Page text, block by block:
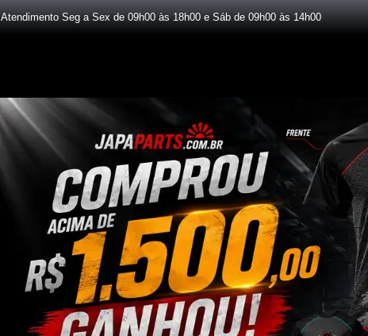
Atendimento Seg a Sex de 09h00 às 18h00 e Sáb de 09h00 às 14h00